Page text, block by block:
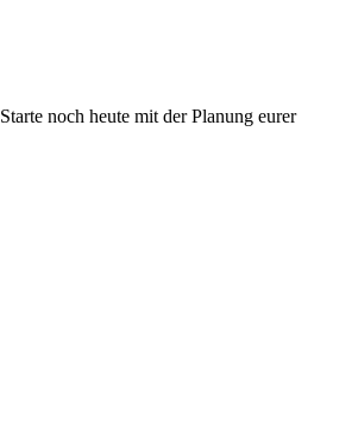
noch heute mit der Planung eurer